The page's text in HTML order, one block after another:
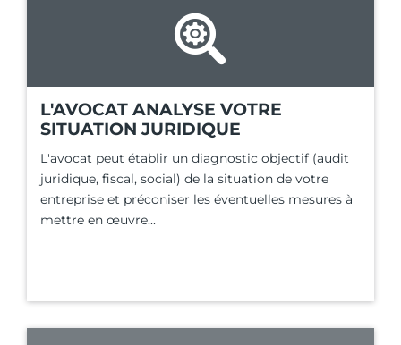
L'AVOCAT ANALYSE VOTRE
SITUATION JURIDIQUE
L'avocat peut établir un diagnostic objectif (audit
juridique, fiscal, social) de la situation de votre
entreprise et préconiser les éventuelles mesures à
mettre en œuvre...